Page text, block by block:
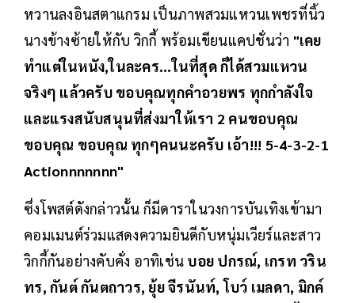
หวานลงอินสตาแกรม เป็นภาพสวมแหวนเพชรที่นิ้ว
นางข้างซ้ายให้กับ วิกกี้ พร้อมเขียนแคปชั่นว่า "เคย
ทำแต่ในหนัง,ในละคร...ในที่สุด ก็ได้สวมแหวน
จริงๆ แล้วครับ ขอบคุณทุกคำอวยพร ทุกกำลังใจ
และแรงสนับสนุนที่ส่งมาให้เรา 2 คนขอบคุณ
ขอบคุณ ขอบคุณ ทุกๆคนนะครับ เอ้า!!! 5-4-3-2-1
Actionnnnnnn"
ซึ่งโพสต์ดังกล่าวนั้น ก็มีดาราในวงการบันเทิงเข้ามา
คอมเมนต์ร่วมแสดงความยินดีกับหนุ่มเวียร์และสาว
วิกกี้กันอย่างคับคั่ง อาทิเช่น บอย ปกรณ์, เกรท วริน
ทร, กันต์ กันตถาวร, ยุ้ย จีรนันท์, โบว์ เมลดา, มิกค์